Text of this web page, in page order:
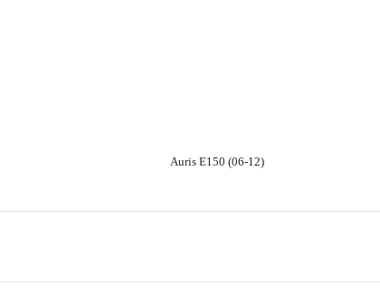
Auris E150 (06-12)